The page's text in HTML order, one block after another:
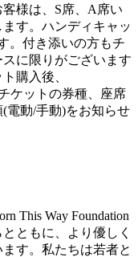
様は、S席、A席い
す。ハンディキャッ
。付き添いの方もチ
に限りがございます
購入後、
ケットの券種、座席
電動/手動)をお知らせ
This Way Foundation
ともに、より優しく
す。私たちは若者と